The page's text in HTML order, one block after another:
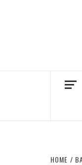
HOME